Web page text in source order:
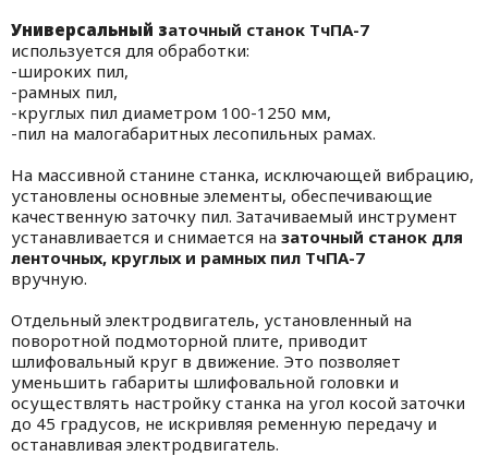
Универсальный заточный станок ТчПА-7
используется для обработки:
-широких пил,
-рамных пил,
-круглых пил диаметром 100-1250 мм,
-пил на малогабаритных лесопильных рамах.
На массивной станине станка, исключающей вибрацию,
установлены основные элементы, обеспечивающие
качественную заточку пил. Затачиваемый инструмент
устанавливается и снимается на заточный станок для
ленточных, круглых и рамных пил ТчПА-7
вручную.
Отдельный электродвигатель, установленный на
поворотной подмоторной плите, приводит
шлифовальный круг в движение. Это позволяет
уменьшить габариты шлифовальной головки и
осуществлять настройку станка на угол косой заточки
до 45 градусов, не искривляя ременную передачу и
останавливая электродвигатель.